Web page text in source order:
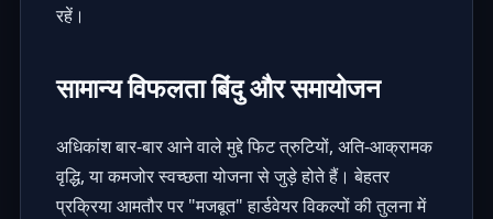
रहें।
सामान्य विफलता बिंदु और समायोजन
अधिकांश बार-बार आने वाले मुद्दे फिट त्रुटियों, अति-आक्रामक
वृद्धि, या कमजोर स्वच्छता योजना से जुड़े होते हैं। बेहतर
प्रक्रिया आमतौर पर "मजबूत" हार्डवेयर विकल्पों की तुलना में